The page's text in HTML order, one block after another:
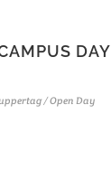
DAY
/ Open Day